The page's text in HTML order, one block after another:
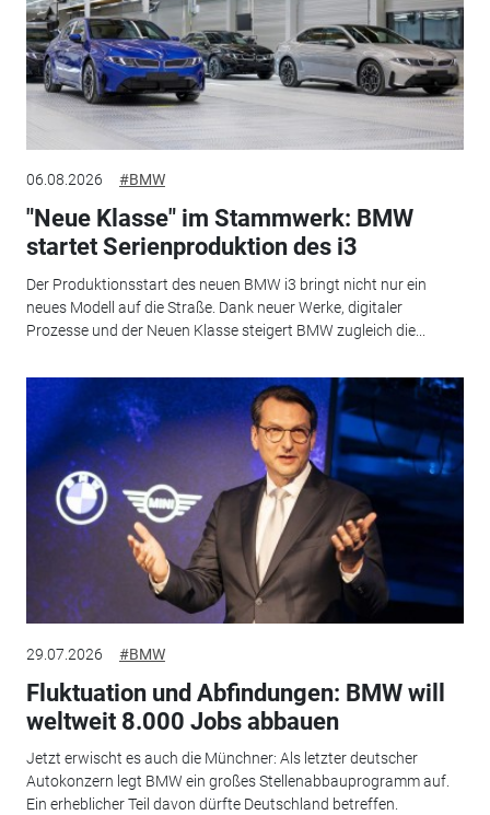
06.08.2026 #BMW
"Neue Klasse" im Stammwerk: BMW
startet Serienproduktion des i3
Der Produktionsstart des neuen BMW i3 bringt nicht nur ein
neues Modell auf die Straße. Dank neuer Werke, digitaler
Prozesse und der Neuen Klasse steigert BMW zugleich die...
29.07.2026 #BMW
Fluktuation und Abfindungen: BMW will
weltweit 8.000 Jobs abbauen
Jetzt erwischt es auch die Münchner: Als letzter deutscher
Autokonzern legt BMW ein großes Stellenabbauprogramm auf.
Ein erheblicher Teil davon dürfte Deutschland betreffen.